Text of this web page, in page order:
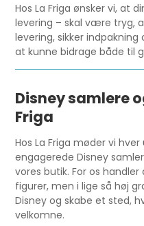
Hos La Friga ønsker vi, at
levering – skal være tryg,
levering, sikker
at kunne bidrage både til
Disney samlere
Friga
Hos La Friga møder vi
engagerede Disney
vores butik. For os
figurer, men i lige så høj
Disney og skabe et sted,
velkomne.